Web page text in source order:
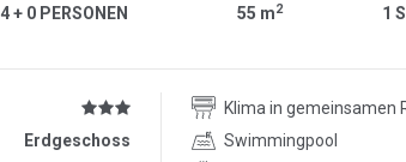
4 + 0 PERSONEN 55 m2 1
Klima in gemeinsamen
Erdgeschoss Swimmingpool